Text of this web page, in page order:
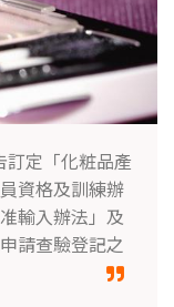
訂定「化粧品產
資格及訓練辦
輸入辦法」及
請查驗登記之